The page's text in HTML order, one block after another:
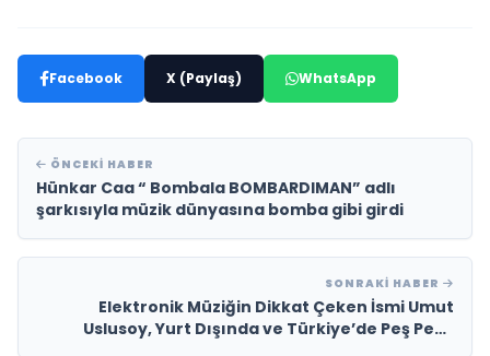
Facebook X (Paylaş) WhatsApp
ÖNCEKI HABER
Hünkar Caa “ Bombala BOMBARDIMAN” adlı
şarkısıyla müzik dünyasına bomba gibi girdi
SONRAKI HABER
Elektronik Müziğin Dikkat Çeken İsmi Umut
Uslusoy, Yurt Dışında ve Türkiye’de Peş Peşe